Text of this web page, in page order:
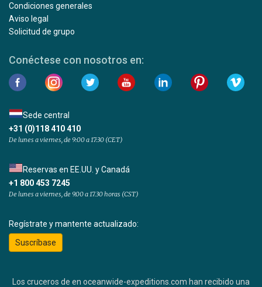
Condiciones generales
Aviso legal
Solicitud de grupo
Conéctese con nosotros en:
Sede central
+31 (0)118 410 410
De lunes a viernes, de 9:00 a 17:30 (CET)
Reservas en EE.UU. y Canadá
+1 800 453 7245
De lunes a viernes, de 9.00 a 17.30 horas (CST)
Regístrate y mantente actualizado:
Suscríbase
Los cruceros de en oceanwide-expeditions.com han recibido una